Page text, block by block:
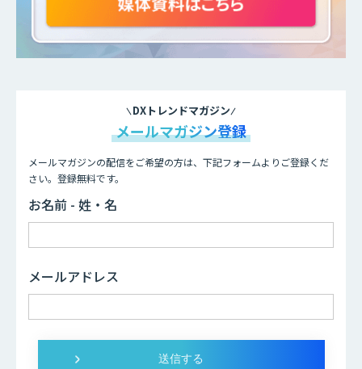
DXトレンドマガジン
メールマガジン登録
メールマガジンの配信をご希望の方は、下記フォームよりご登録くだ
さい。登録無料です。
お名前 - 姓・名
メールアドレス